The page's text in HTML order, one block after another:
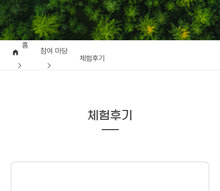
홈
참여 마당
체험후기
체험후기